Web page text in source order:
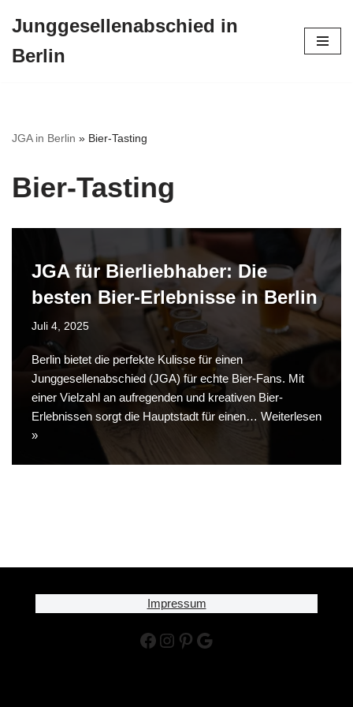
Inhalt
Junggesellenabschied in
Berlin
JGA in Berlin » Bier-Tasting
Bier-Tasting
JGA für Bierliebhaber: Die
besten Bier-Erlebnisse in Berlin
Juli 4, 2025
Berlin bietet die perfekte Kulisse für einen
Junggesellenabschied (JGA) für echte Bier-Fans. Mit
einer Vielzahl an aufregenden und kreativen Bier-
Erlebnissen sorgt die Hauptstadt für einen… Weiterlesen
»
Impressum